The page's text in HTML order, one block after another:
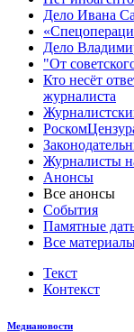
Дело Ивана
Дело
"От
Кто несёт
журналиста
Журналисты
Анонсы
Все анонсы
События
Памятные
Все
Текст
Контекст
Медиановости